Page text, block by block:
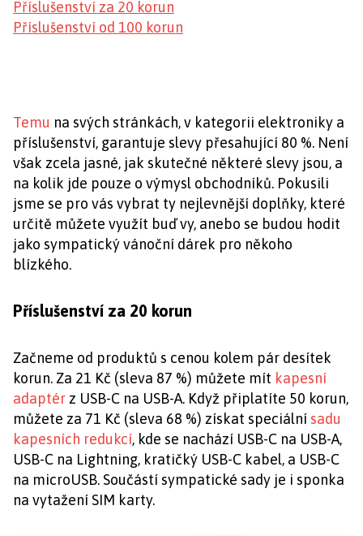
Příslušenství za 20 korun
Příslušenství od 100 korun
Temu na svých stránkách, v kategorii elektroniky a
příslušenství, garantuje slevy přesahující 80 %. Není
však zcela jasné, jak skutečné některé slevy jsou, a
na kolik jde pouze o výmysl obchodníků. Pokusili
jsme se pro vás vybrat ty nejlevnější doplňky, které
určitě můžete využít buď vy, anebo se budou hodit
jako sympatický vánoční dárek pro někoho
blízkého.
Příslušenství za 20 korun
Začneme od produktů s cenou kolem pár desítek
korun. Za 21 Kč (sleva 87 %) můžete mít kapesní
adaptérz USB-C na USB-A. Když připlatíte 50 korun,
můžete za 71 Kč (sleva 68 %) získat speciální sadu
kapesních redukcí, kde se nachází USB-C na USB-A,
USB-C na Lightning, kratičký USB-C kabel, a USB-C
na microUSB. Součástí sympatické sady je i sponka
na vytažení SIM karty.